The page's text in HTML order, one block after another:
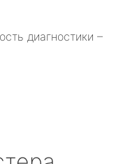
диагностики –